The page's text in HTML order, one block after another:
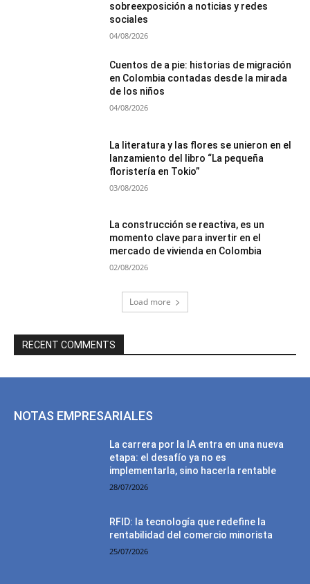
sobreexposición a noticias y redes
sociales
04/08/2026
Cuentos de a pie: historias de migración
en Colombia contadas desde la mirada
de los niños
04/08/2026
La literatura y las flores se unieron en el
lanzamiento del libro “La pequeña
floristería en Tokio”
03/08/2026
La construcción se reactiva, es un
momento clave para invertir en el
mercado de vivienda en Colombia
02/08/2026
Load more
RECENT COMMENTS
NOTAS EMPRESARIALES
La carrera por la IA entra en una nueva
etapa: el desafío ya no es
implementarla, sino hacerla rentable
28/07/2026
RFID: la tecnología que redefine la
rentabilidad del comercio minorista
25/07/2026